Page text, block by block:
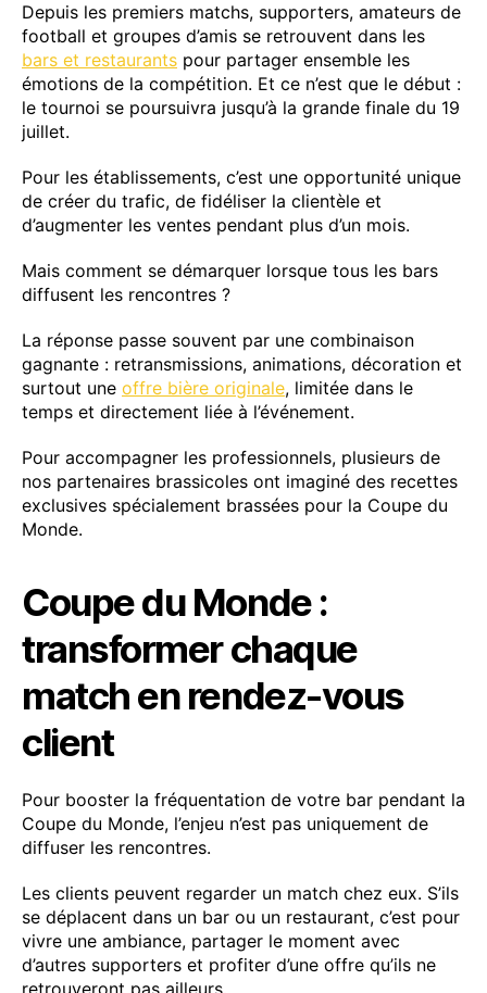
Depuis les premiers matchs, supporters, amateurs de
football et groupes d’amis se retrouvent dans les
bars et restaurants pour partager ensemble les
émotions de la compétition. Et ce n’est que le début :
le tournoi se poursuivra jusqu’à la grande finale du 19
juillet.
Pour les établissements, c’est une opportunité unique
de créer du trafic, de fidéliser la clientèle et
d’augmenter les ventes pendant plus d’un mois.
Mais comment se démarquer lorsque tous les bars
diffusent les rencontres ?
La réponse passe souvent par une combinaison
gagnante : retransmissions, animations, décoration et
surtout une offre bière originale, limitée dans le
temps et directement liée à l’événement.
Pour accompagner les professionnels, plusieurs de
nos partenaires brassicoles ont imaginé des recettes
exclusives spécialement brassées pour la Coupe du
Monde.
Coupe du Monde :
transformer chaque
match en rendez-vous
client
Pour booster la fréquentation de votre bar pendant la
Coupe du Monde, l’enjeu n’est pas uniquement de
diffuser les rencontres.
Les clients peuvent regarder un match chez eux. S’ils
se déplacent dans un bar ou un restaurant, c’est pour
vivre une ambiance, partager le moment avec
d’autres supporters et profiter d’une offre qu’ils ne